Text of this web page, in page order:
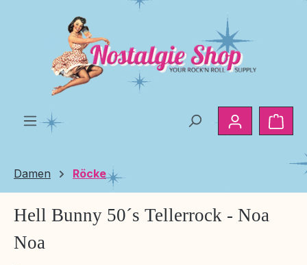
Zum Hauptinhalt springen
Damen Röcke
Hell Bunny 50´s Tellerrock - Noa
Noa